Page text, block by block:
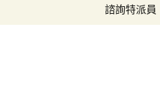
諮詢特派員